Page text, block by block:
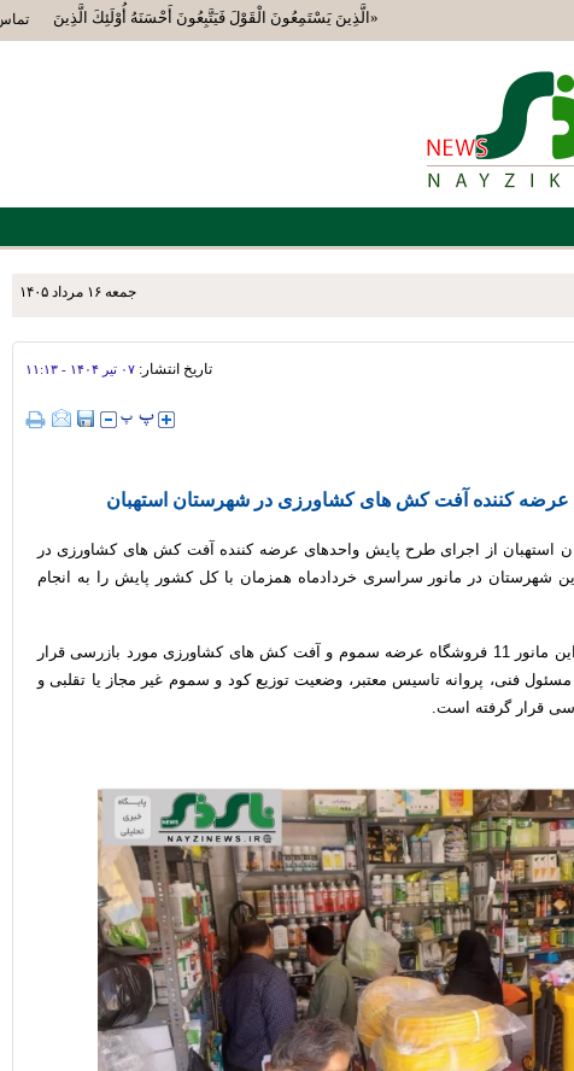
«الَّذِينَ يَسْتَمِعُونَ الْقَوْلَ فَيَتَّبِعُونَ أَحْسَنَهُ أُوْلَئِكَ الَّذِينَ هَدَاهُمُ
جمعه ۱۶ مرداد ۱۴۰۵ لیگ برتر فوتسال استان؛ ستارگان سما با دو پیروزی متوالی
تاریخ انتشار: ۰۷ تير ۱۴۰۴ - ۱۱:۱۳
عرضه کننده آفت کش های کشاورزی در شهرستان استهبان
استهبان از اجرای طرح پایش واحدهای عرضه کننده آفت کش های کشاورزی در
شهرستان در مانور سراسری خردادماه همزمان با کل کشور پایش را به انجام
مهدی اعیان منش گفت: در این مانور 11 فروشگاه عرضه سموم و آفت کش های کشاورزی مورد بازرسی قرار
فنی، پروانه تاسیس معتبر، وضعیت توزیع کود و سموم غیر مجاز یا تقلبی و
قرار گرفته است.